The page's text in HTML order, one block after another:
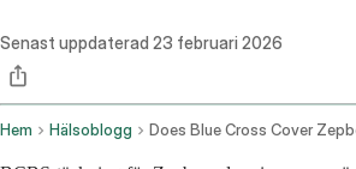
Senast uppdaterad 23 februari 2026
Hem Hälsoblogg Does Blue Cross Cover